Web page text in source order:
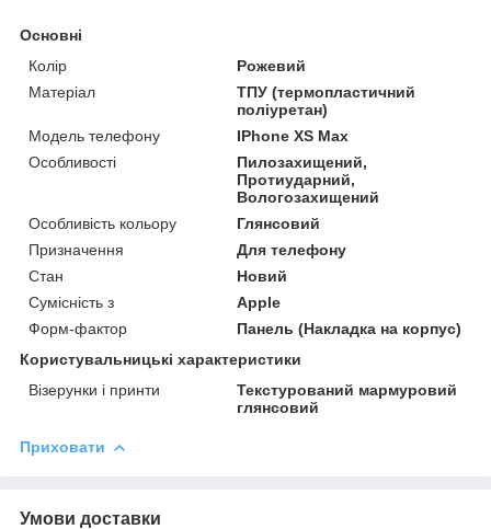
Основні
Колір
Рожевий
Матеріал
ТПУ (термопластичний
поліуретан)
Модель телефону
IPhone XS Max
Особливості
Пилозахищений,
Протиударний,
Вологозахищений
Особливість кольору
Глянсовий
Призначення
Для телефону
Стан
Новий
Сумісність з
Apple
Форм-фактор
Панель (Накладка на корпус)
Користувальницькі характеристики
Візерунки і принти
Текстурований мармуровий
глянсовий
Приховати
Умови доставки